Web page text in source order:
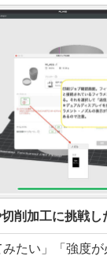
削加工に挑戦し
みたい」「強度